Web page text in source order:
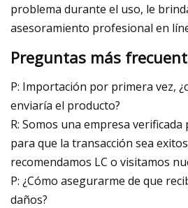
problema durante el uso, le
asesoramiento profesional en
Preguntas más
P: Importación por primera vez,
enviaría el producto?
R: Somos una empresa
para que la transacción sea
recomendamos LC o visitamos
P: ¿Cómo asegurarme de que
daños?